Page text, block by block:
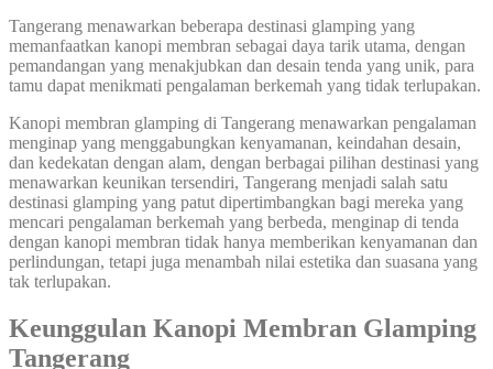
Tangerang menawarkan beberapa destinasi glamping yang
memanfaatkan kanopi membran sebagai daya tarik utama, dengan
pemandangan yang menakjubkan dan desain tenda yang unik, para
tamu dapat menikmati pengalaman berkemah yang tidak terlupakan.
Kanopi membran glamping di Tangerang menawarkan pengalaman
menginap yang menggabungkan kenyamanan, keindahan desain,
dan kedekatan dengan alam, dengan berbagai pilihan destinasi yang
menawarkan keunikan tersendiri, Tangerang menjadi salah satu
destinasi glamping yang patut dipertimbangkan bagi mereka yang
mencari pengalaman berkemah yang berbeda, menginap di tenda
dengan kanopi membran tidak hanya memberikan kenyamanan dan
perlindungan, tetapi juga menambah nilai estetika dan suasana yang
tak terlupakan.
Keunggulan Kanopi Membran Glamping
Tangerang